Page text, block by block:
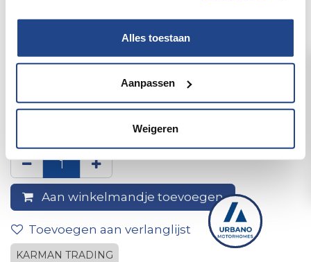
Alles toestaan
Aanpassen
Weigeren
5-meter SML coaxial cable
(male-to-male)
Aan winkelmandje toevoegen
Toevoegen aan verlanglijst
KARMAN TRADING